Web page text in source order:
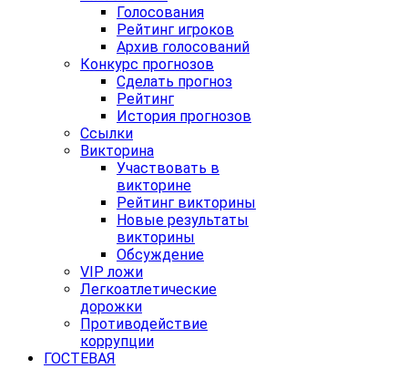
Голосования
Рейтинг игроков
Архив голосований
Конкурс прогнозов
Сделать прогноз
Рейтинг
История прогнозов
Ссылки
Викторина
Участвовать в
викторине
Рейтинг викторины
Новые результаты
викторины
Обсуждение
VIP ложи
Легкоатлетические
дорожки
Противодействие
коррупции
ГОСТЕВАЯ